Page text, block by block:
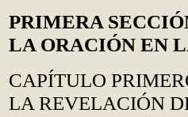
PRIMERA
LA ORACIÓN EN
CAPÍTULO
LA REVELACIÓN